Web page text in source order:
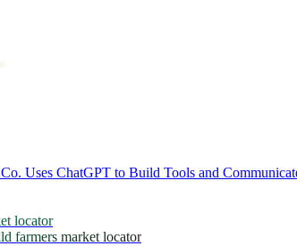
Uses ChatGPT to Build Tools and
locator
farmers market locator